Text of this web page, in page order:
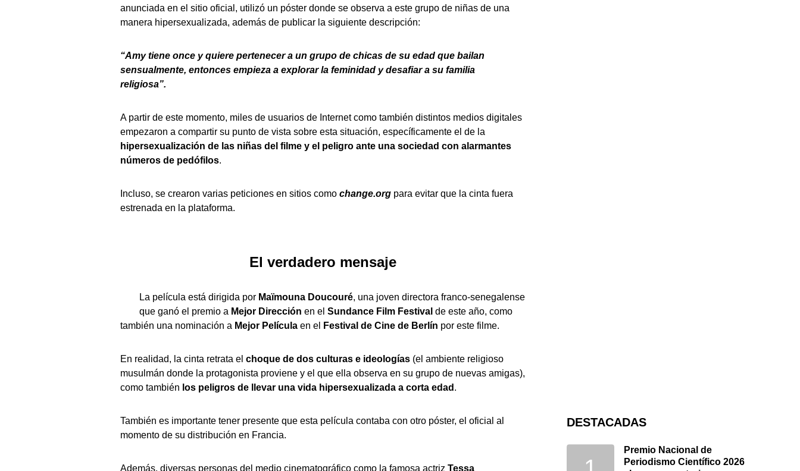
anunciada en el sitio oficial, utilizó un póster donde se observa a este grupo de niñas de una
manera hipersexualizada, además de publicar la siguiente descripción:
“Amy tiene once y quiere pertenecer a un grupo de chicas de su edad que bailan
sensualmente, entonces empieza a explorar la feminidad y desafiar a su familia
religiosa”.
A partir de este momento, miles de usuarios de Internet como también distintos medios digitales
empezaron a compartir su punto de vista sobre esta situación, específicamente el de la
hipersexualización de las niñas del filme y el peligro ante una sociedad con alarmantes
números de pedófilos.
Incluso, se crearon varias peticiones en sitios como change.org para evitar que la cinta fuera
estrenada en la plataforma.
El verdadero mensaje
La película está dirigida por Maïmouna Doucouré, una joven directora franco-senegalense
que ganó el premio a Mejor Dirección en el Sundance Film Festival de este año, como
también una nominación a Mejor Película en el Festival de Cine de Berlín por este filme.
En realidad, la cinta retrata el choque de dos culturas e ideologías (el ambiente religioso
musulmán donde la protagonista proviene y el que ella observa en su grupo de nuevas amigas),
como también los peligros de llevar una vida hipersexualizada a corta edad .
También es importante tener presente que esta película contaba con otro póster, el oficial al
momento de su distribución en Francia.
Además, diversas personas del medio cinematográfico como la famosa actriz Tessa
DESTACADAS
Premio Nacional de
Periodismo Científico 2026